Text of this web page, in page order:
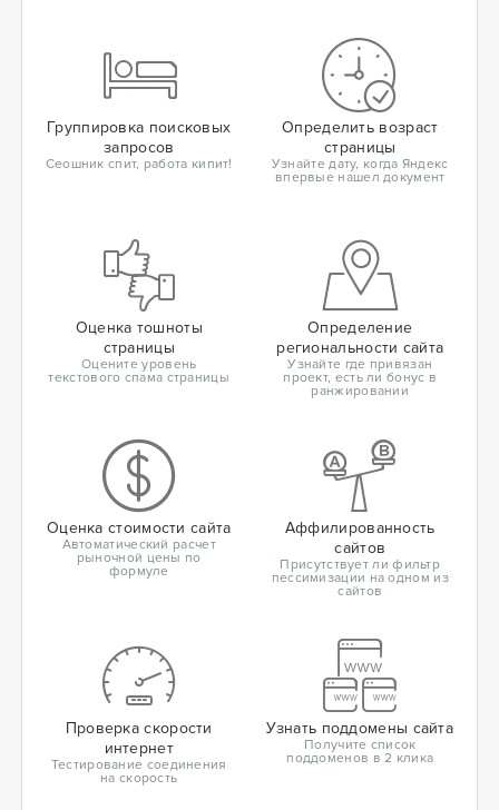
Группировка поисковых
запросов
Сеошник спит, работа кипит!
Определить возраст
страницы
Узнайте дату, когда Яндекс
впервые нашел документ
Оценка тошноты
страницы
Оцените уровень
текстового спама страницы
Определение
региональности сайта
Узнайте где привязан
проект, есть ли бонус в
ранжировании
Оценка стоимости сайта
Автоматический расчет
рыночной цены по
формуле
Аффилированность
сайтов
Присутствует ли фильтр
пессимизации на одном из
сайтов
Проверка скорости
интернет
Тестирование соединения
на скорость
Узнать поддомены сайта
Получите список
поддоменов в 2 клика